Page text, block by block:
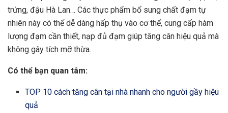
trứng, đậu Hà Lan… Các thực phẩm bổ sung chất đạm tự
nhiên này có thể dễ dàng hấp thụ vào cơ thể, cung cấp hàm
lượng đạm cần thiết, nạp đủ đạm giúp tăng cân hiệu quả mà
không gây tích mỡ thừa.
Có thể bạn quan tâm:
TOP 10 cách tăng cân tại nhà nhanh cho người gầy hiệu
quả